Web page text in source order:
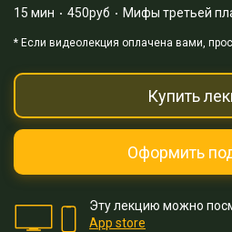
Выйти
Войти
15 мин 450руб Мифы третьей
* Eсли видеолекция оплачена вами,
Купить
Оформить
Эту лекцию можно
App store